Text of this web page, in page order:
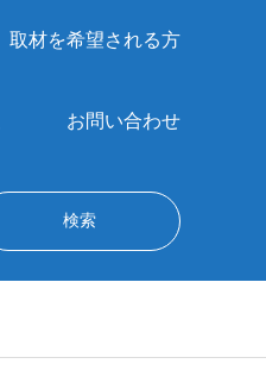
取材を希望される方
お問い合わせ